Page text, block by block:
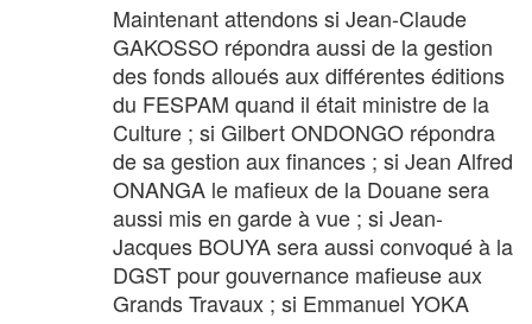
Maintenant attendons si Jean-Claude
GAKOSSO répondra aussi de la gestion
des fonds alloués aux différentes éditions
du FESPAM quand il était ministre de la
Culture ; si Gilbert ONDONGO répondra
de sa gestion aux finances ; si Jean Alfred
ONANGA le mafieux de la Douane sera
aussi mis en garde à vue ; si Jean-
Jacques BOUYA sera aussi convoqué à la
DGST pour gouvernance mafieuse aux
Grands Travaux ; si Emmanuel YOKA